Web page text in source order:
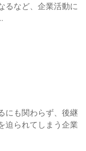
るなど、企業活動に
にも関わらず、後継
迫られてしまう企業